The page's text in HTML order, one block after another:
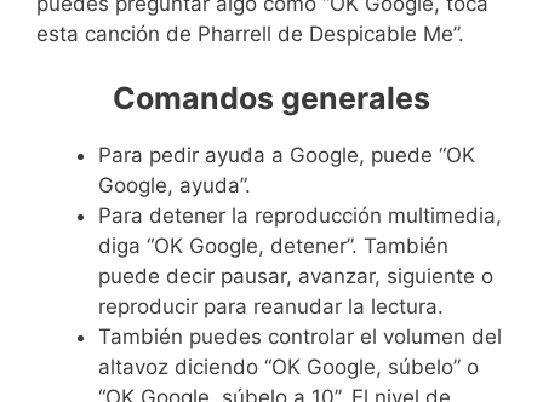
esta canción de Pharrell de Despicable Me”.
Comandos generales
Para pedir ayuda a Google, puede “OK
Google, ayuda”.
Para detener la reproducción multimedia,
diga “OK Google, detener”. También
puede decir pausar, avanzar, siguiente o
reproducir para reanudar la lectura.
También puedes controlar el volumen del
altavoz diciendo “OK Google, súbelo” o